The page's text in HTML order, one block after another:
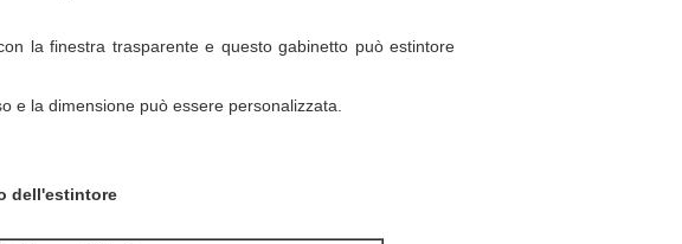
la finestra trasparente e questo gabinetto può estintore
e la dimensione può essere personalizzata.
dell'estintore